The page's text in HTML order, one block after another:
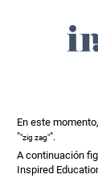
En este
""zig zag"".
A continuación
Inspired